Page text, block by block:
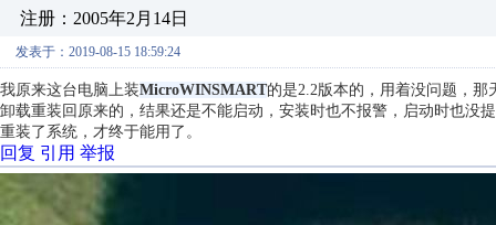
注册：2005年2月14日
发表于：2019-08-15 18:59:24
我原来这台电脑上装MicroWINSMART的是2.2版本的，用着没问题，
卸载重装回原来的，结果还是不能启动，安装时也不报警，启动时也没
重装了系统，才终于能用了。
回复 引用 举报